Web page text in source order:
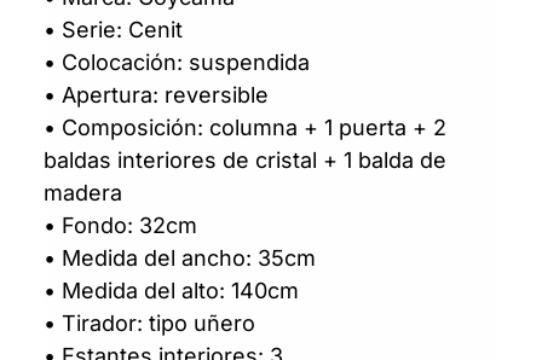
• Serie: Cenit
• Colocación: suspendida
• Apertura: reversible
• Composición: columna + 1 puerta + 2
baldas interiores de cristal + 1 balda de
madera
• Fondo: 32cm
• Medida del ancho: 35cm
• Medida del alto: 140cm
• Tirador: tipo uñero